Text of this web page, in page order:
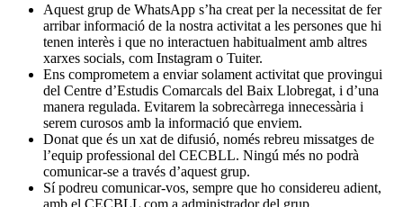
Aquest grup de WhatsApp s’ha creat per la necessitat de fer
arribar informació de la nostra activitat a les persones que hi
tenen interès i que no interactuen habitualment amb altres
xarxes socials, com Instagram o Tuiter.
Ens comprometem a enviar solament activitat que provingui
del Centre d’Estudis Comarcals del Baix Llobregat, i d’una
manera regulada. Evitarem la sobrecàrrega innecessària i
serem curosos amb la informació que enviem.
Donat que és un xat de difusió, només rebreu missatges de
l’equip professional del CECBLL. Ningú més no podrà
comunicar-se a través d’aquest grup.
Sí podreu comunicar-vos, sempre que ho considereu adient,
amb el CECBLL com a administrador del grup.